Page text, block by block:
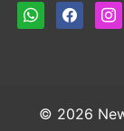
whatsappfacebook
© 2026